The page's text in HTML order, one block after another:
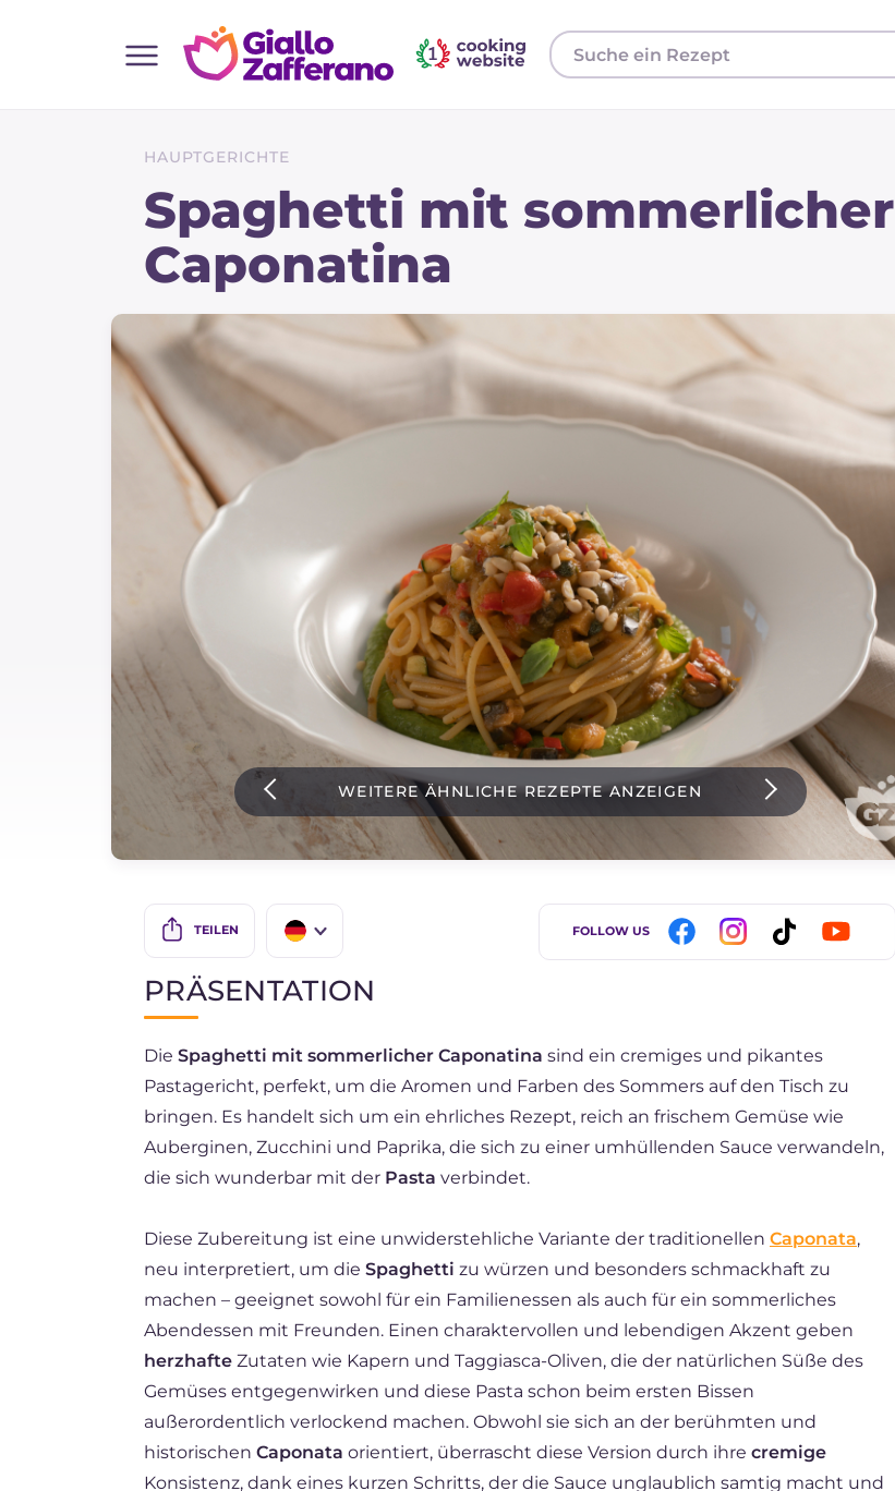
Hauptgerichte
Pizza und focaccia
Kuchen und Backwaren
YouTube
HAUPTGERICHTE
Spaghetti mit sommerlicher
Caponatina
WEITERE ÄHNLICHE REZEPTE ANZEIGEN
TEILEN
ES
NL
BR
FOLLOW US
PRÄSENTATION
Die Spaghetti mit sommerlicher Caponatina sind ein cremiges und pikantes
Pastagericht, perfekt, um die Aromen und Farben des Sommers auf den Tisch zu
bringen. Es handelt sich um ein ehrliches Rezept, reich an frischem Gemüse wie
Auberginen, Zucchini und Paprika, die sich zu einer umhüllenden Sauce verwandeln,
die sich wunderbar mit der Pasta verbindet.
Diese Zubereitung ist eine unwiderstehliche Variante der traditionellen Caponata,
neu interpretiert, um die Spaghetti zu würzen und besonders schmackhaft zu
machen – geeignet sowohl für ein Familienessen als auch für ein sommerliches
Abendessen mit Freunden. Einen charaktervollen und lebendigen Akzent geben
herzhafte Zutaten wie Kapern und Taggiasca-Oliven, die der natürlichen Süße des
Gemüses entgegenwirken und diese Pasta schon beim ersten Bissen
außerordentlich verlockend machen. Obwohl sie sich an der berühmten und
historischen Caponata orientiert, überrascht diese Version durch ihre cremige
Konsistenz, dank eines kurzen Schritts, der die Sauce unglaublich samtig macht und